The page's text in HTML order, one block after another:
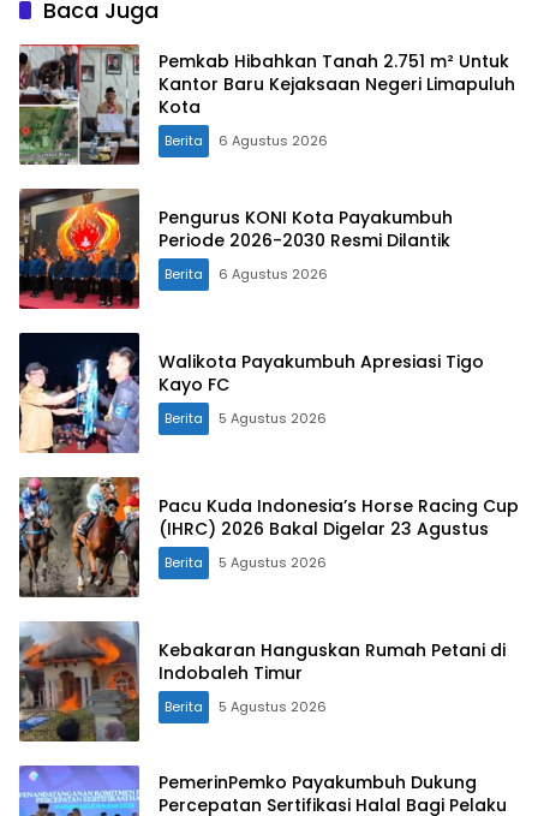
Baca Juga
Pemkab Hibahkan Tanah 2.751 m² Untuk
Kantor Baru Kejaksaan Negeri Limapuluh
Kota
Berita 6 Agustus 2026
Pengurus KONI Kota Payakumbuh
Periode 2026-2030 Resmi Dilantik
Berita 6 Agustus 2026
Walikota Payakumbuh Apresiasi Tigo
Kayo FC
Berita 5 Agustus 2026
Pacu Kuda Indonesia’s Horse Racing Cup
(IHRC) 2026 Bakal Digelar 23 Agustus
Berita 5 Agustus 2026
Kebakaran Hanguskan Rumah Petani di
Indobaleh Timur
Berita 5 Agustus 2026
PemerinPemko Payakumbuh Dukung
Percepatan Sertifikasi Halal Bagi Pelaku